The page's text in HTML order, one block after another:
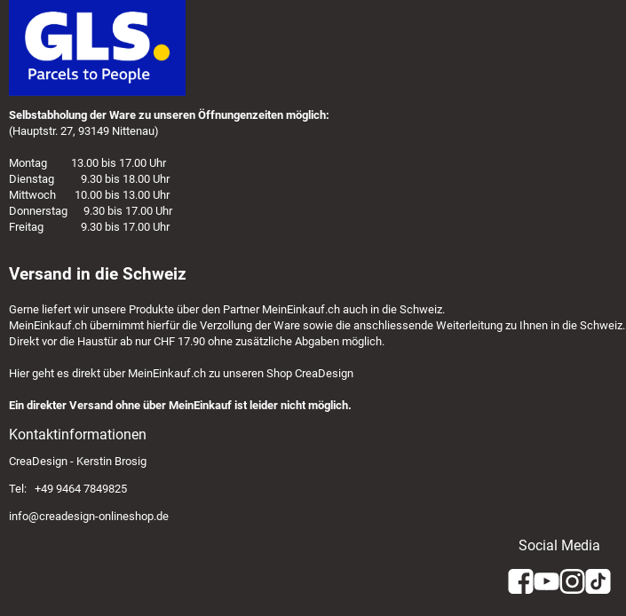
Selbstabholung der Ware zu unseren Öffnungenzeiten möglich:
(Hauptstr. 27, 93149 Nittenau)
Montag 13.00 bis 17.00 Uhr
Dienstag 9.30 bis 18.00 Uhr
Mittwoch 10.00 bis 13.00 Uhr
Donnerstag 9.30 bis 17.00 Uhr
Freitag 9.30 bis 17.00 Uhr
Versand in die Schweiz
Gerne liefert wir unsere Produkte über den Partner MeinEinkauf.ch auch in die Schweiz.
MeinEinkauf.ch übernimmt hierfür die Verzollung der Ware sowie die anschliessende Weiterleitung zu Ihnen in die Schweiz.
Direkt vor die Haustür ab nur CHF 17.90 ohne zusätzliche Abgaben möglich.
Hier geht es direkt über MeinEinkauf.ch zu unseren Shop CreaDesign
Ein direkter Versand ohne über MeinEinkauf ist leider nicht möglich.
Kontaktinformationen
CreaDesign - Kerstin Brosig
Tel: +49 9464 7849825
info@creadesign-onlineshop.de
Social Media